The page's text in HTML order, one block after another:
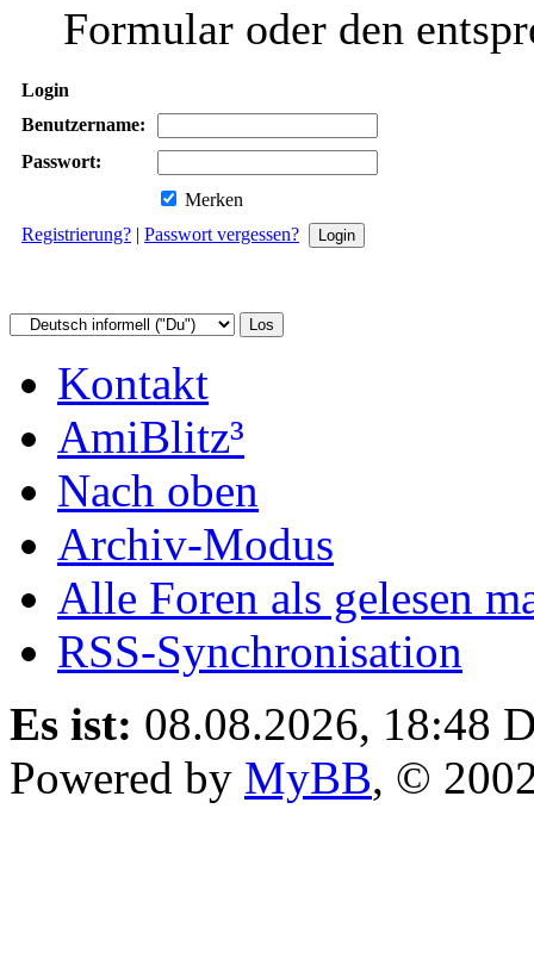
Formular oder den
Login
Benutzername:
Passwort:
Merken
Registrierung? | Passwort vergessen?
Kontakt
AmiBlitz³
Nach oben
Archiv-Modus
Alle Foren als gelesen
RSS-Synchronisation
Es ist: 08.08.2026, 18:48
Powered by MyBB, ©